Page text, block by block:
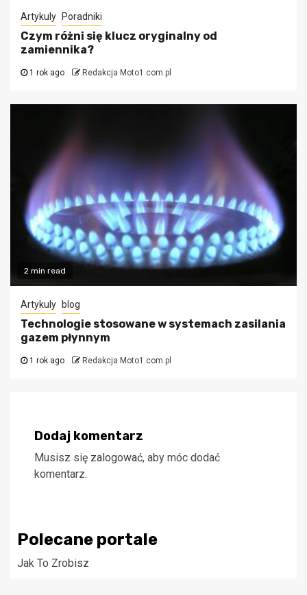
Artykuly Poradniki
Czym różni się klucz oryginalny od
zamiennika?
1 rok ago Redakcja Moto1.com.pl
2 min read
Artykuly blog
Technologie stosowane w systemach zasilania
gazem płynnym
1 rok ago Redakcja Moto1.com.pl
Dodaj komentarz
Musisz się zalogować, aby móc dodać
komentarz.
Polecane portale
Jak To Zrobisz